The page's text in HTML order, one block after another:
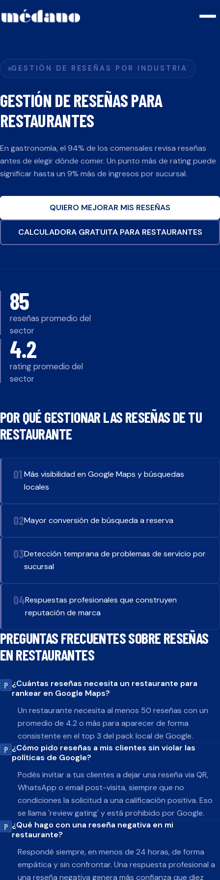
GESTIÓN DE RESEÑAS POR INDUSTRIA
GESTIÓN DE RESEÑAS PARA
RESTAURANTES
En gastronomía, el 94% de los comensales revisa reseñas
antes de elegir dónde comer. Un punto más de rating puede
significar hasta un 9% más de ingresos por sucursal.
QUIERO MEJORAR MIS RESEÑAS
CALCULADORA GRATUITA PARA RESTAURANTES
85
reseñas promedio del
sector
4.2
rating promedio del
sector
POR QUÉ GESTIONAR LAS RESEÑAS DE TU
RESTAURANTE
Más visibilidad en Google Maps y búsquedas
locales
Mayor conversión de búsqueda a reserva
Detección temprana de problemas de servicio por
sucursal
Respuestas profesionales que construyen
reputación de marca
PREGUNTAS FRECUENTES SOBRE RESEÑAS
ENRESTAURANTES
¿Cuántas reseñas necesita un restaurante para
rankear en Google Maps?
Un restaurante necesita al menos 50 reseñas con un
promedio de 4.2 o más para aparecer de forma
consistente en el top 3 del pack local de Google.
¿Cómo pido reseñas a mis clientes sin violar las
políticas de Google?
Podés invitar a tus clientes a dejar una reseña via QR,
WhatsApp o email post-visita, siempre que no
condiciones la solicitud a una calificación positiva. Eso
se llama 'review gating' y está prohibido por Google.
¿Qué hago con una reseña negativa en mi
restaurante?
Respondé siempre, en menos de 24 horas, de forma
empática y sin confrontar. Una respuesta profesional a
una reseña negativa genera más confianza que diez